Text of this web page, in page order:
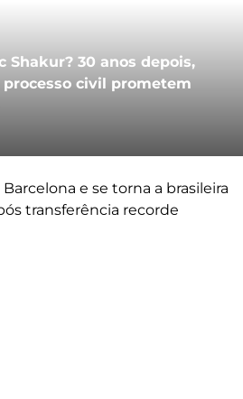
Shakur? 30 anos depois,
civil prometem